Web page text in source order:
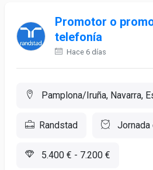
Promotor o
telefonía
Hace 6 días
Pamplona/Iruña, Navarra,
Randstad
5.400 € - 7.200 €